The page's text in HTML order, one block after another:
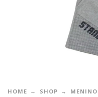
HOME SHOP